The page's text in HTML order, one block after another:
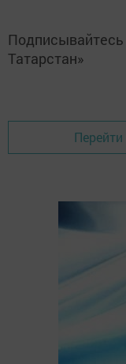
Подписывайтесь
Татарстан»